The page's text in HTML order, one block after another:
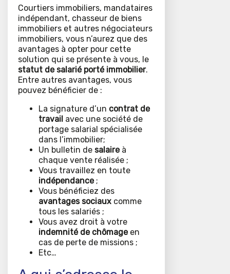
Courtiers immobiliers, mandataires
indépendant, chasseur de biens
immobiliers et autres négociateurs
immobiliers, vous n’aurez que des
avantages à opter pour cette
solution qui se présente à vous, le
statut de salarié porté immobilier.
Entre autres avantages, vous
pouvez bénéficier de :
La signature d’un contrat de
travail avec une société de
portage salarial spécialisée
dans l’immobilier;
Un bulletin de salaireà
chaque vente réalisée ;
Vous travaillez en toute
indépendance;
Vous bénéficiez des
avantages sociaux comme
tous les salariés ;
Vous avez droit à votre
indemnité de chômageen
cas de perte de missions ;
Etc…